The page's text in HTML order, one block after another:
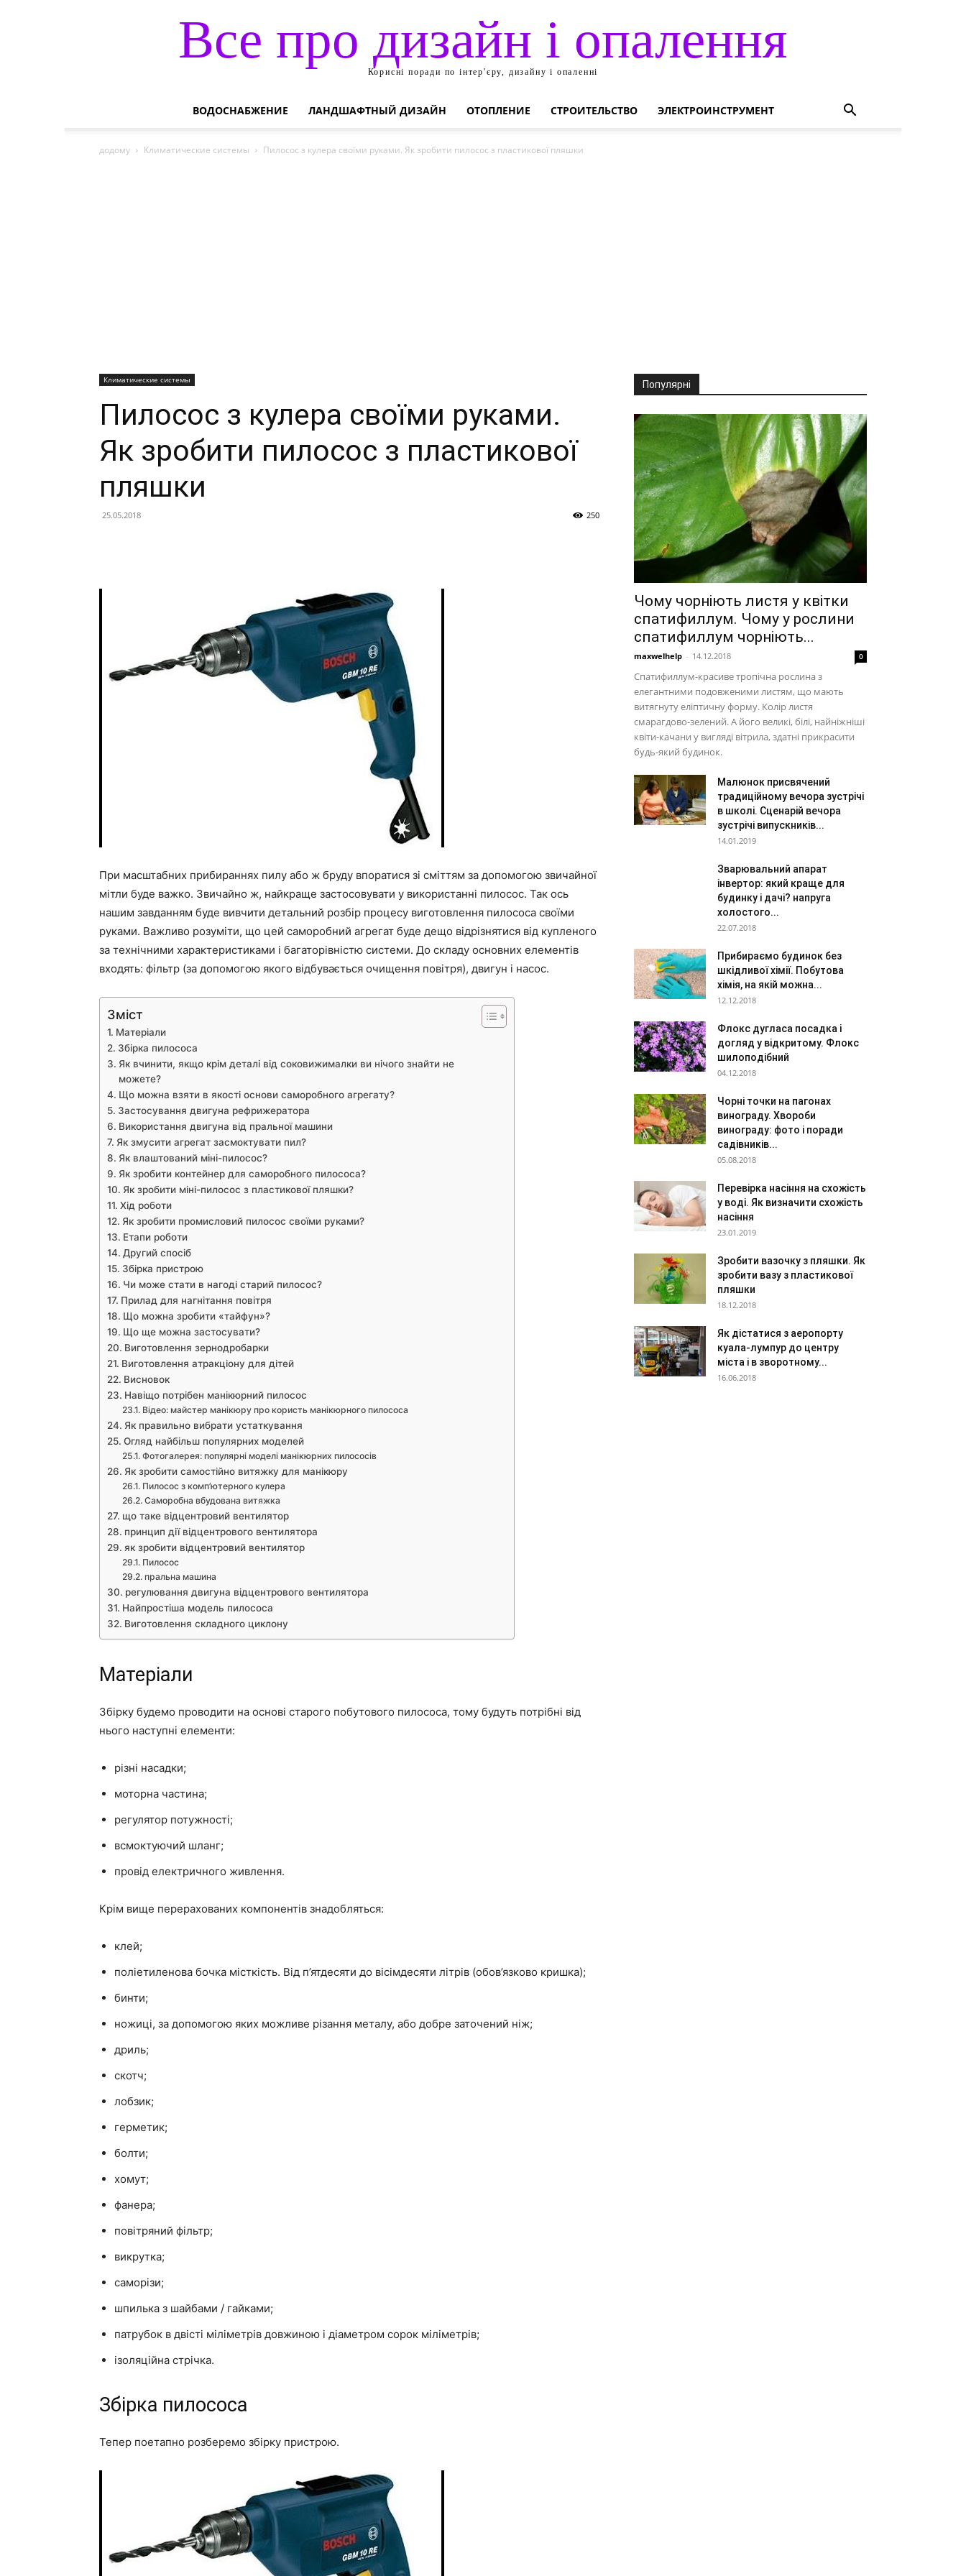
Все про дизайн і опалення
Корисні поради по інтер'єру, дизайну і опаленні
ВОДОСНАБЖЕНИЕ ЛАНДШАФТНЫЙ ДИЗАЙН ОТОПЛЕНИЕ СТРОИТЕЛЬСТВО ЭЛЕКТРОИНСТРУМЕНТ
додому Климатические системы Пилосос з кулера своїми руками. Як зробити пилосос з пластикової пляшки
Климатические системы
Пилосос з кулера своїми руками.
Як зробити пилосос з пластикової
пляшки
25.05.2018 250
При масштабних прибираннях пилу або ж бруду впоратися зі сміттям за допомогою звичайної
мітли буде важко. Звичайно ж, найкраще застосовувати у використанні пилосос. Так ось
нашим завданням буде вивчити детальний розбір процесу виготовлення пилососа своїми
руками. Важливо розуміти, що цей саморобний агрегат буде дещо відрізнятися від купленого
за технічними характеристиками і багаторівністю системи. До складу основних елементів
входять: фільтр (за допомогою якого відбувається очищення повітря), двигун і насос.
Зміст
Матеріали
Збірка пилососа
Як вчинити, якщо крім деталі від соковижималки ви нічого знайти не
можете?
Що можна взяти в якості основи саморобного агрегату?
Застосування двигуна рефрижератора
Використання двигуна від пральної машини
Як змусити агрегат засмоктувати пил?
Як влаштований міні-пилосос?
Як зробити контейнер для саморобного пилососа?
Як зробити міні-пилосос з пластикової пляшки?
Хід роботи
Як зробити промисловий пилосос своїми руками?
Етапи роботи
Другий спосіб
Збірка пристрою
Чи може стати в нагоді старий пилосос?
Прилад для нагнітання повітря
Що можна зробити «тайфун»?
Що ще можна застосувати?
Виготовлення зернодробарки
Виготовлення атракціону для дітей
Висновок
Навіщо потрібен манікюрний пилосос
Відео: майстер манікюру про користь манікюрного пилососа
Як правильно вибрати устаткування
Огляд найбільш популярних моделей
Фотогалерея: популярні моделі манікюрних пилососів
Як зробити самостійно витяжку для манікюру
Пилосос з комп’ютерного кулера
Саморобна вбудована витяжка
що таке відцентровий вентилятор
принцип дії відцентрового вентилятора
як зробити відцентровий вентилятор
Пилосос
пральна машина
регулювання двигуна відцентрового вентилятора
Найпростіша модель пилососа
Виготовлення складного циклону
Матеріали
Збірку будемо проводити на основі старого побутового пилососа, тому будуть потрібні від
нього наступні елементи:
різні насадки;
моторна частина;
регулятор потужності;
всмоктуючий шланг;
провід електричного живлення.
Крім вище перерахованих компонентів знадобляться:
клей;
поліетиленова бочка місткість. Від п’ятдесяти до вісімдесяти літрів (обов’язково кришка);
бинти;
ножиці, за допомогою яких можливе різання металу, або добре заточений ніж;
дриль;
скотч;
лобзик;
герметик;
болти;
хомут;
фанера;
повітряний фільтр;
викрутка;
саморізи;
шпилька з шайбами / гайками;
патрубок в двісті міліметрів довжиною і діаметром сорок міліметрів;
ізоляційна стрічка.
Збірка пилососа
Тепер поетапно розберемо збірку пристрою.
Популярні
Чому чорніють листя у квітки
спатифиллум. Чому у рослини
спатифиллум чорніють...
maxwelhelp - 14.12.2018 0
Спатифиллум-красиве тропічна рослина з
елегантними подовженими листям, що мають
витягнуту еліптичну форму. Колір листя
смарагдово-зелений. А його великі, білі, найніжніші
квіти-качани у вигляді вітрила, здатні прикрасити
будь-який будинок.
Малюнок присвячений
традиційному вечора зустрічі
в школі. Сценарій вечора
зустрічі випускників...
14.01.2019
Зварювальний апарат
інвертор: який краще для
будинку і дачі? напруга
холостого...
22.07.2018
Прибираємо будинок без
шкідливої хімії. Побутова
хімія, на якій можна...
12.12.2018
Флокс дугласа посадка і
догляд у відкритому. Флокс
шилоподібний
04.12.2018
Чорні точки на пагонах
винограду. Хвороби
винограду: фото і поради
садівників...
05.08.2018
Перевірка насіння на схожість
у воді. Як визначити схожість
насіння
23.01.2019
Зробити вазочку з пляшки. Як
зробити вазу з пластикової
пляшки
18.12.2018
Як дістатися з аеропорту
куала-лумпур до центру
міста і в зворотному...
16.06.2018